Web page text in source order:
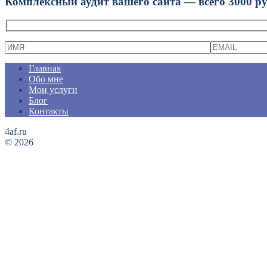
Главная
Обо мне
Мои услуги
Блог
Контакты
4af.ru
© 2026